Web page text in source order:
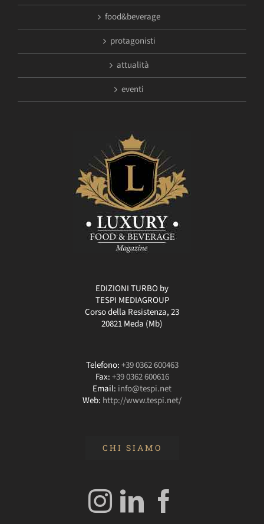
food&beverage
protagonisti
attualità
eventi
EDIZIONI TURBO by
TESPI MEDIAGROUP
Corso della Resistenza, 23
20821 Meda (Mb)
Telefono:+39 0362 600463
Fax:+39 0362 600616
Email: info@tespi.net
Web: http://www.tespi.net/
CHI SIAMO